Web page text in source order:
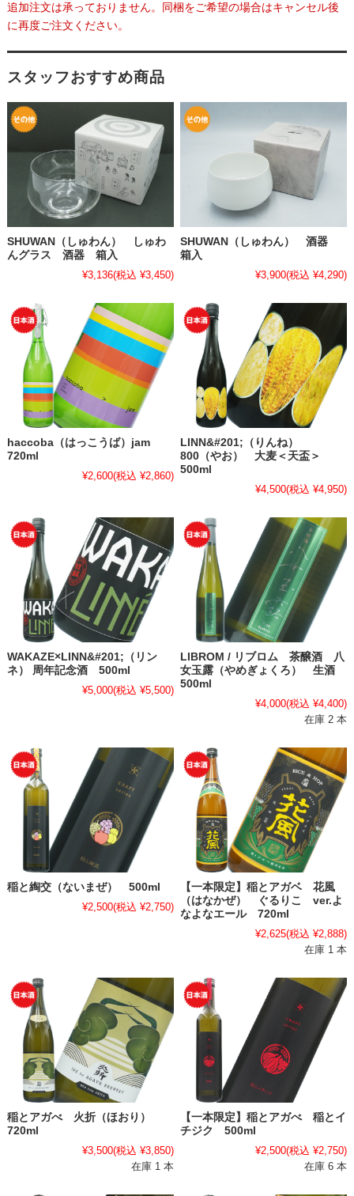
追加注文は承っておりません。同梱をご希望の場合はキャンセル後
に再度ご注文ください。
スタッフおすすめ商品
SHUWAN（しゅわん） しゅわ
んグラス 酒器 箱入
¥3,136(税込 ¥3,450)
SHUWAN（しゅわん） 酒器
箱入
¥3,900(税込 ¥4,290)
haccoba（はっこうば）jam
720ml
¥2,600(税込 ¥2,860)
LINN&#201;（りんね）
800（やお） 大麦＜天盃＞
500ml
¥4,500(税込 ¥4,950)
WAKAZE×LINN&#201;（リン
ネ） 周年記念酒 500ml
¥5,000(税込 ¥5,500)
LIBROM / リブロム 茶醸酒 八
女玉露（やめぎょくろ） 生酒
500ml
¥4,000(税込 ¥4,400)
在庫 2 本
稲と綯交（ないまぜ） 500ml
¥2,500(税込 ¥2,750)
【一本限定】稲とアガベ 花風
（はなかぜ） ぐるりこ ver.よ
なよなエール 720ml
¥2,625(税込 ¥2,888)
在庫 1 本
稲とアガべ 火折（ほおり）
720ml
¥3,500(税込 ¥3,850)
在庫 1 本
【一本限定】稲とアガべ 稲とイ
チジク 500ml
¥2,500(税込 ¥2,750)
在庫 6 本